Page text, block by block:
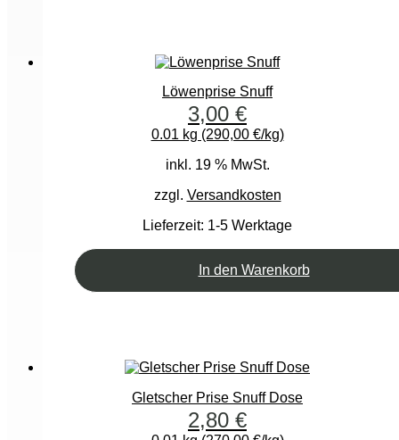
Löwenprise Snuff
3,00 €
0.01 kg (290,00 €/kg)
inkl. 19 % MwSt.
zzgl. Versandkosten
Lieferzeit: 1-5 Werktage
In den Warenkorb
Gletscher Prise Snuff Dose
2,80 €